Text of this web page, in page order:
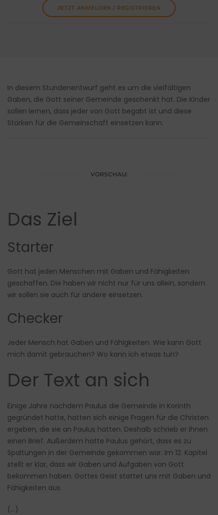
JETZT ANMELDEN / REGISTRIEREN
In diesem Stundenentwurf geht es um die vielfältigen
Gaben, die Gott seiner Gemeinde geschenkt hat. Die Kinder
sollen lernen, dass jeder von Gott begabt ist und diese
Stärken für die Gemeinschaft einsetzen kann.
VORSCHAU:
Das Ziel
Starter
Gott hat jeden Menschen mit Gaben und Fähigkeiten
geschaffen. Die haben wir nicht nur für uns allein, sondern
wir sollen sie auch für andere einsetzen.
Checker
Jeder Mensch hat Gaben und Fähigkeiten. Wie kann Gott
mich damit gebrauchen? Wo kann ich etwas tun?
Der Text an sich
Einige Jahre nachdem Paulus die Gemeinde in Korinth
gegründet hatte, hatten sich einige Fragen für die Christen
ergeben, die sie an Paulus hatten. Deshalb schrieb er ihnen
einen Brief. Außerdem hatte Paulus gehört, dass es zu
Spaltungen in der Gemeinde gekommen war. Im 12. Kapitel
stellt er klar, dass wir Gaben und Aufgaben von Gott
bekommen haben. Gottes Geist stattet uns mit Gaben und
Fähigkeiten aus.
(…)